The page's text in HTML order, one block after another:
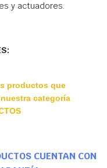
y actuadores.
productos que
categoría
CUENTAN CON